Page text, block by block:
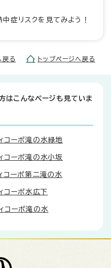
症リスクを見てみよう！
戻る トップページへ戻る
はこんなページも見ていま
コーポ滝の水緑地
コーポ滝の水小坂
コーポ第二滝の水
コーポ水広下
コーポ滝の水